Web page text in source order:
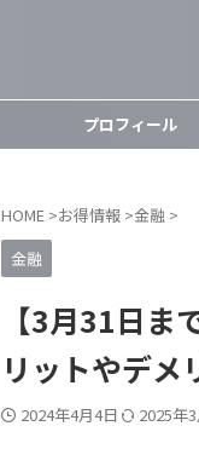
プロフィール
HOME >お得情報 >金融 >
金融
【3月31日
リットやデメ
2024年4月4日 2025年